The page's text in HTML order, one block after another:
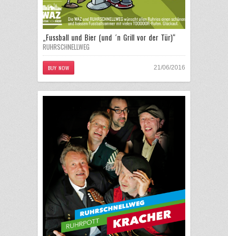
„Fussball und Bier (und ´n Grill vor der Tür)“
RUHRSCHNELLWEG
BUY NOW 21/06/2016